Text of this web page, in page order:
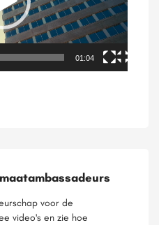
01:04
voor de
video's en zie hoe